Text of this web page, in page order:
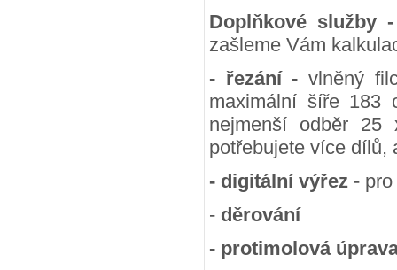
Doplňkové služby
zašleme Vám
- řezání - vlněný
maximální šíře 183
nejmenší odběr
potřebujete více dílů,
- digitální výřez -
- děrování
- protimolová